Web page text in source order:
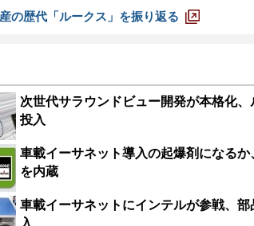
産の歴代「ルークス」を振り返る
次世代サラウンドビュー開発が本格化
投入
車載イーサネット導入の起爆剤になる
を内蔵
車載イーサネットにインテルが参戦、
入